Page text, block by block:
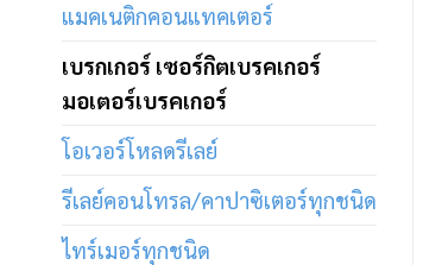
แมคเนติกคอนแทคเตอร์
เบรกเกอร์ เซอร์กิตเบรคเกอร์
มอเตอร์เบรคเกอร์
โอเวอร์โหลดรีเลย์
รีเลย์คอนโทรล/คาปาซิเตอร์ทุกชนิด
ไทร์เมอร์ทุกชนิด